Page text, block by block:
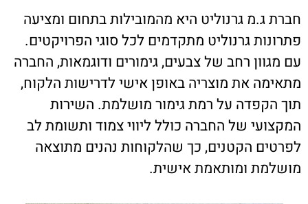
חברת ג.מ גרנוליט היא מהמובילות בתחום ומציעה
פתרונות גרנוליט מתקדמים לכל סוגי הפרויקטים.
עם מגוון רחב של צבעים, גימורים ודוגמאות, החברה
מתאימה את מוצריה באופן אישי לדרישות הלקוח,
תוך הקפדה על רמת גימור מושלמת. השירות
המקצועי של החברה כולל ליווי צמוד ותשומת לב
לפרטים הקטנים, כך שהלקוחות נהנים מתוצאה
מושלמת ומותאמת אישית.